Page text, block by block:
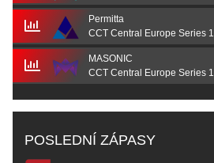
Permitta
CCT Central Europe Series 1
MASONIC
CCT Central Europe Series 1
POSLEDNÍ ZÁPASY